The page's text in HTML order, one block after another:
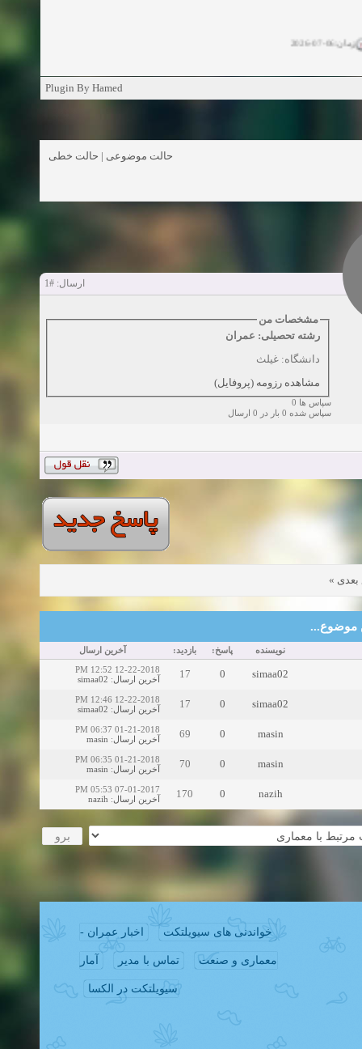
04-2025
زمان:11-11-2024
زمان:10-28-2024
زمان:10-13-2024
زمان:10-11-2024
Plugin By Hamed
حالت موضوعی | حالت خطی
ارسال: #1
مشخصات من
رشته تحصیلی: عمران
دانشگاه: غیلث
مشاهده رزومه (پروفایل)
سپاس ها 0
سپاس شده 0 بار در 0 ارسال
»
موضوع...
نویسنده پاسخ: بازدید: آخرین ارسال
simaa02
0
17
12-22-2018 12:52 PM
آخرین ارسال:
simaa02
simaa02
0
17
12-22-2018 12:46 PM
آخرین ارسال:
simaa02
masin
0
69
01-21-2018 06:37 PM
آخرین ارسال:
masin
masin
0
70
01-21-2018 06:35 PM
آخرین ارسال:
masin
nazih
0
170
07-01-2017 05:53 PM
آخرین ارسال:
nazih
خواندنی های سیویلتکت اخبار عمران -
معماری و صنعت تماس با مدیر آمار
سیویلتکت در الکسا